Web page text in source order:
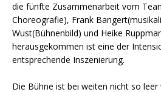
die fünfte Zusammenarbeit vom
Choreografie), Frank
Wust(Bühnenbild) und Heike
herausgekommen ist eine der
entsprechende Inszenierung.
Die Bühne ist bei weiten nicht so